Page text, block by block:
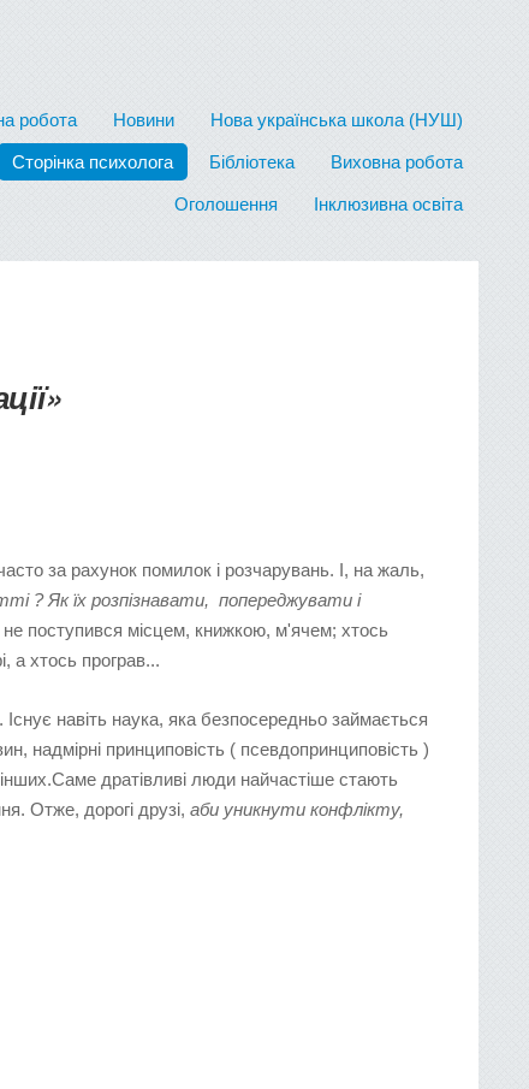
робота Новини Нова українська школа (НУШ)
Сторінка психолога Бібліотека Виховна робота
Оголошення Інклюзивна освіта
за рахунок помилок і розчарувань. І, на жаль,
? Як їх розпізнавати, попереджувати і
поступився місцем, книжкою, м'ячем; хтось
а хтось програв...
навіть наука, яка безпосередньо займається
надмірні принциповість ( псевдопринциповість )
інших.Саме дратівливі люди найчастіше стають
Отже, дорогі друзі, аби уникнути конфлікту,